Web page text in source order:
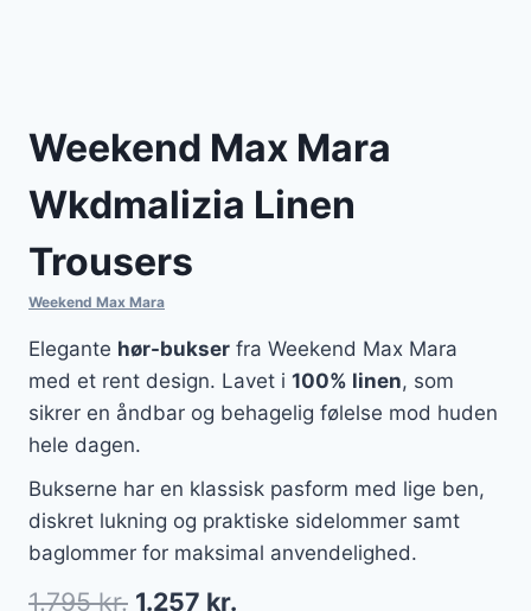
Weekend Max Mara
Wkdmalizia Linen
Trousers
Weekend Max Mara
Elegante hør-bukser fra Weekend Max Mara
med et rent design. Lavet i 100% linen, som
sikrer en åndbar og behagelig følelse mod huden
hele dagen.
Bukserne har en klassisk pasform med lige ben,
diskret lukning og praktiske sidelommer samt
baglommer for maksimal anvendelighed.
1.795kr. Den
1.257 kr.